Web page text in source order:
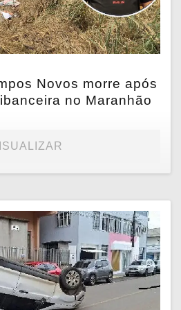
Novos morre após
no Maranhão